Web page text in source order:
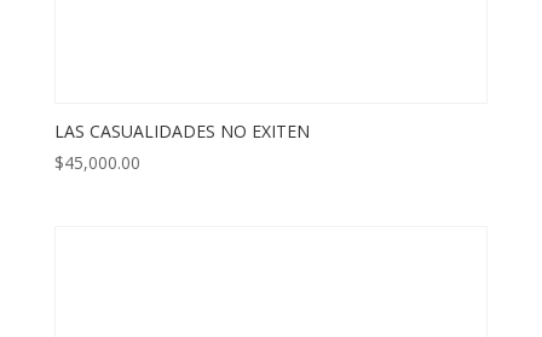
LAS CASUALIDADES NO EXITEN
$45,000.00